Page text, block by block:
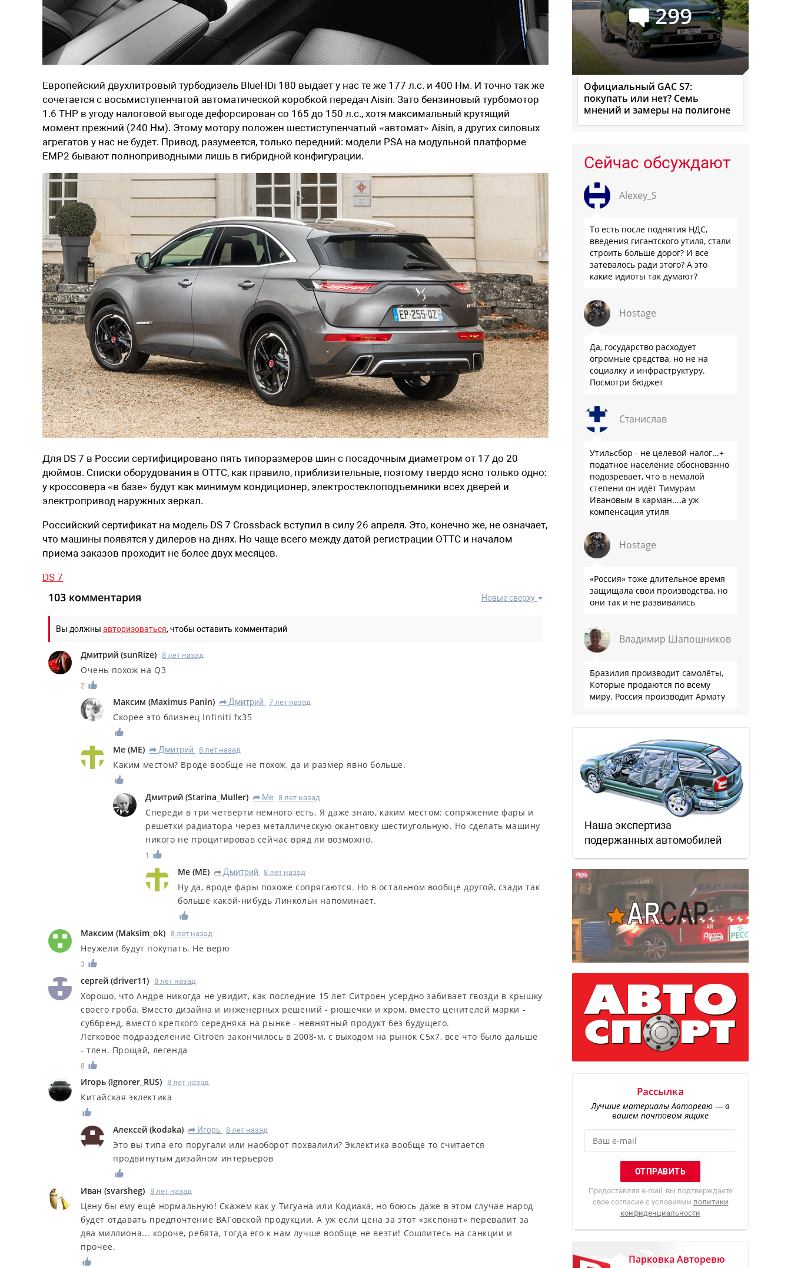
Европейский двухлитровый турбодизель BlueHDi 180 выдает у нас те же 177 л.с. и 400 Нм. И точно так же
сочетается с восьмиступенчатой автоматической коробкой передач Aisin. Зато бензиновый турбомотор
1.6 ТНР в угоду налоговой выгоде дефорсирован со 165 до 150 л.с., хотя максимальный крутящий
момент прежний (240 Нм). Этому мотору положен шестиступенчатый «автомат» Aisin, а других силовых
агрегатов у нас не будет. Привод, разумеется, только передний: модели PSA на модульной платформе
ЕМР2 бывают полноприводными лишь в гибридной конфигурации.
Для DS 7 в России сертифицировано пять типоразмеров шин с посадочным диаметром от 17 до 20
дюймов. Списки оборудования в ОТТС, как правило, приблизительные, поэтому твердо ясно только одно:
у кроссовера «в базе» будут как минимум кондиционер, электростеклоподъемники всех дверей и
электропривод наружных зеркал.
Российский сертификат на модель DS 7 Crossback вступил в силу 26 апреля. Это, конечно же, не означает,
что машины появятся у дилеров на днях. Но чаще всего между датой регистрации ОТТС и началом
приема заказов проходит не более двух месяцев.
DS 7
Новые сверху
103 комментария
Вы должны авторизоваться, чтобы оставить комментарий
Дмитрий (sunRize) 8 лет назад
Очень похож на Q3
2
Максим (Maximus Panin) R Дмитрий 7 лет назад
Скорее это близнец Infiniti fx35
Me (ME) R Дмитрий 8 лет назад
Каким местом? Вроде вообще не похож, да и размер явно больше.
Дмитрий (Starina_Muller) R Me 8 лет назад
Спереди в три четверти немного есть. Я даже знаю, каким местом: сопряжение фары и
решетки радиатора через металлическую окантовку шестиугольную. Но сделать машину
никого не процитировав сейчас вряд ли возможно.
1
Me (ME) R Дмитрий 8 лет назад
Ну да, вроде фары похоже сопрягаются. Но в остальном вообще другой, сзади так
больше какой-нибудь Линкольн напоминает.
Максим (Maksim_ok) 8 лет назад
Неужели будут покупать. Не верю
3
сергей (driver11) 8 лет назад
Хорошо, что Андре никогда не увидит, как последние 15 лет Ситроен усердно забивает гвозди в крышку
своего гроба. Вместо дизайна и инженерных решений - рюшечки и хром, вместо ценителей марки -
суббренд, вместо крепкого середняка на рынке - невнятный продукт без будущего.
Легковое подразделение Citroën закончилось в 2008-м, с выходом на рынок C5x7, все что было дальше
- тлен. Прощай, легенда
8
Игорь (Ignorer_RUS) 8 лет назад
Китайская эклектика
Алексей (kodaka) R Игорь 8 лет назад
Это вы типа его поругали или наоборот похвалили? Эклектика вообще то считается
продвинутым дизайном интерьеров
Иван (svarsheg) 8 лет назад
Цену бы ему ещё нормальную! Скажем как у Тигуана или Кодиака, но боюсь даже в этом случае народ
будет отдавать предпочтение ВАГовской продукции. А уж если цена за этот «экспонат» перевалит за
два миллиона... короче, ребята, тогда его к нам лучше вообще не везти! Сошлитесь на санкции и
прочее.
299
Официальный GAC S7:
покупать или нет? Семь
мнений и замеры на полигоне
Сейчас обсуждают
Alexey_S
То есть после поднятия НДС,
введения гигантского утиля, стали
строить больше дорог? И все
затевалось ради этого? А это
какие идиоты так думают?
Hostage
Да, государство расходует
огромные средства, но не на
социалку и инфраструктуру.
Посмотри бюджет
Станислав
Утильсбор - не целевой налог...+
податное население обоснованно
подозревает, что в немалой
степени он идёт Тимурам
Ивановым в карман....а уж
компенсация утиля
что прям эталон коррупции
Hostage
«Россия» тоже длительное время
защищала свои производства, но
они так и не развивались
Владимир Шапошников
Бразилия производит самолёты,
Которые продаются по всему
миру. Россия производит Армату
Наша экспертиза
подержанных автомобилей
Рассылка
Лучшие материалы Авторевю — в
вашем почтовом ящике
Предоставляя e-mail, вы подтверждаете
свое согласие с условиями политики
конфиденциальности
Парковка Авторевю